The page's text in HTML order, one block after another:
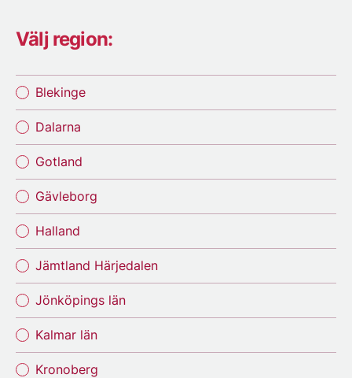
Välj region:
Blekinge
Dalarna
Gotland
Gävleborg
Halland
Jämtland Härjedalen
Jönköpings län
Kalmar län
Kronoberg